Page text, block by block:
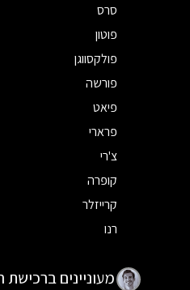
סרס
פוטון
פולקסווגן
פורשה
פיאט
פרארי
צ'רי
קופרה
קרייזלר
רנו
מעוניינים